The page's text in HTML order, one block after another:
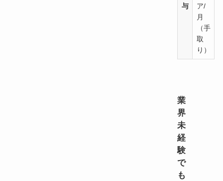
与
ア/
月
（手
取
り）
業
界
未
経
験
で
も